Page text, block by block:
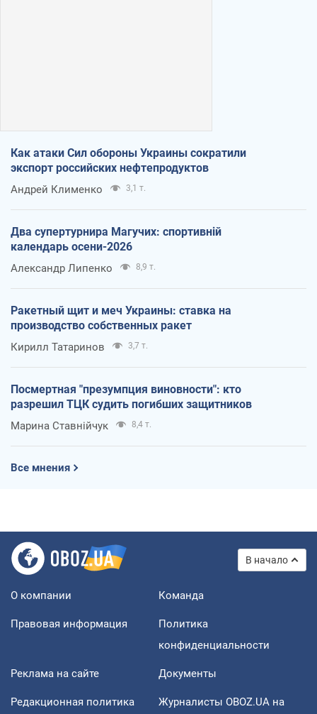
Как атаки Сил обороны Украины сократили
экспорт российских нефтепродуктов
Андрей Клименко 3,1 т.
Два супертурнира Магучих: спортивній
календарь осени-2026
Александр Липенко 8,9 т.
Ракетный щит и меч Украины: ставка на
производство собственных ракет
Кирилл Татаринов 3,7 т.
Посмертная "презумпция виновности": кто
разрешил ТЦК судить погибших защитников
Марина Ставнійчук 8,4 т.
Все мнения
В начало
О компании Команда
Правовая информация
Политика
конфиденциальности
Реклама на сайте Документы
Редакционная политика
Журналисты OBOZ.UA на